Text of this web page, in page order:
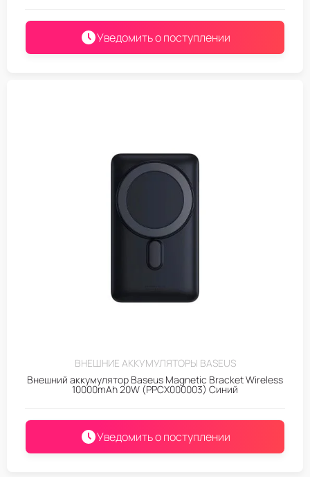
Уведомить о поступлении
ВНЕШНИЕ АККУМУЛЯТОРЫ BASEUS
Внешний аккумулятор Baseus Magnetic Bracket Wireless
10000mAh 20W (PPCX000003) Синий
Уведомить о поступлении